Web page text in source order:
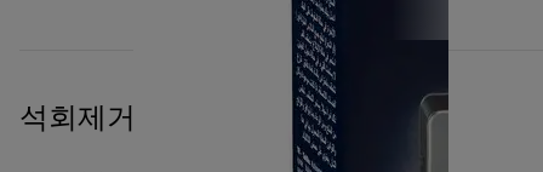
석회제거제(물때제거제)